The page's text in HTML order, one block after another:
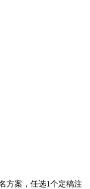
方案，任选1个定稿注